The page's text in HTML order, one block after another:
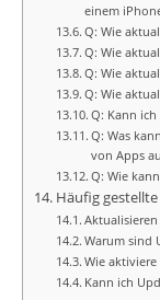
einem
Q: Wie
Q: Wie
Q: Wie
Q: Wie
Q: Kann
Q: Was
von Apps
Q: Wie
Häufig gestellte
Warum sind
Wie
Kann ich